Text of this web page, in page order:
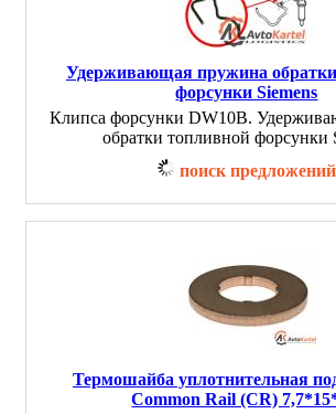
Удерживающая пружина
форсунки Siemens
Клипса форсунки DW10B.
обратки топливной форсунки
поиск предложений
Термошайба уплотнительная
Common Rail (CR)